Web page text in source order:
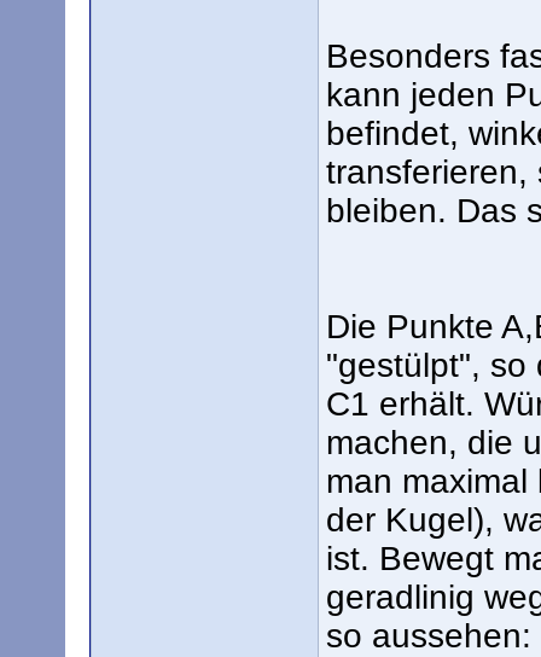
Besonders
kann jeden
befindet,
transferieren,
bleiben. Das
Die Punkte
"gestülpt", so
C1 erhält.
machen, die
man maximal
der Kugel),
ist. Bewegt
geradlinig
so aussehen: